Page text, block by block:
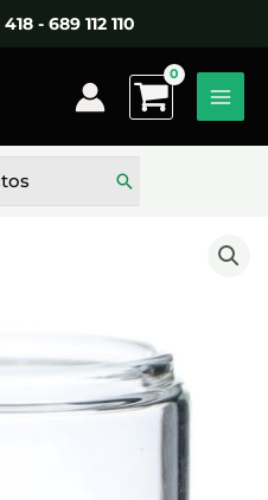
- 689 112 110